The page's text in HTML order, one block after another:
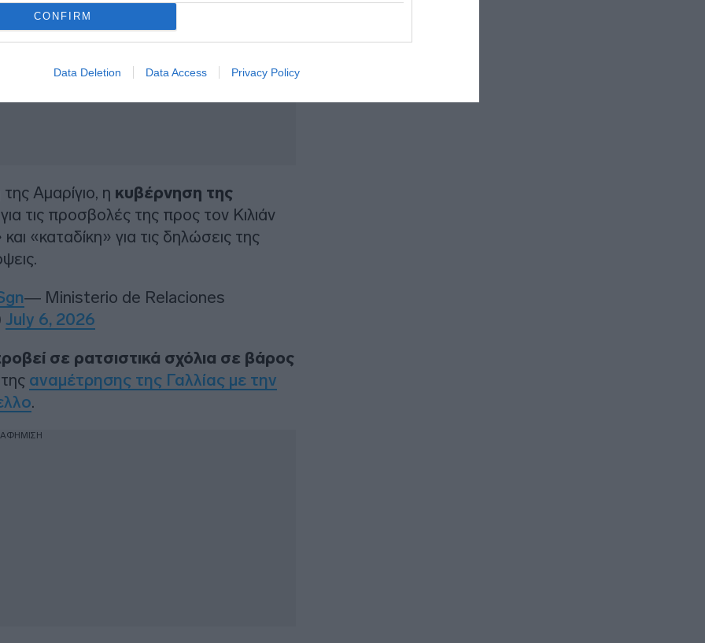
CONFIRM
Data Deletion Data Access Privacy Policy
Αμαρίγιο, η κυβέρνηση της
τις προσβολές της προς τον Κιλιάν
«καταδίκη» για τις δηλώσεις της
— Ministerio de Relaciones
July 6, 2026
σε ρατσιστικά σχόλια σε βάρος
αναμέτρησης της Γαλλίας με την
.